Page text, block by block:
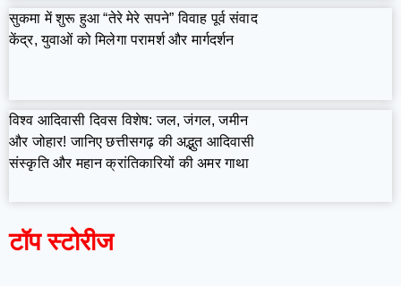
सुकमा में शुरू हुआ “तेरे मेरे सपने” विवाह पूर्व संवाद
केंद्र, युवाओं को मिलेगा परामर्श और मार्गदर्शन
विश्व आदिवासी दिवस विशेष: जल, जंगल, जमीन
और जोहार! जानिए छत्तीसगढ़ की अद्भुत आदिवासी
संस्कृति और महान क्रांतिकारियों की अमर गाथा
टॉप स्टोरीज